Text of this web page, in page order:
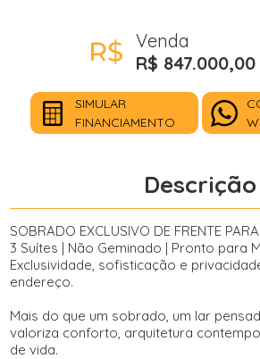
Venda
R$ 847.000,00
SIMULAR
FINANCIAMENTO
Descrição
SOBRADO EXCLUSIVO DE FRENTE
3 Suítes | Não Geminado | Pronto para
Exclusividade, sofisticação e
endereço.
Mais do que um sobrado, um lar
valoriza conforto, arquitetura
de vida.